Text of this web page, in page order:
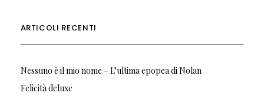
ARTICOLI RECENTI
Nessuno è il mio nome – L’ultima epopea di Nolan
Felicità deluxe